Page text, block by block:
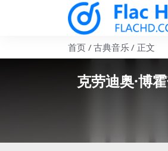
首页 古典音乐 正文
克劳迪奥·博